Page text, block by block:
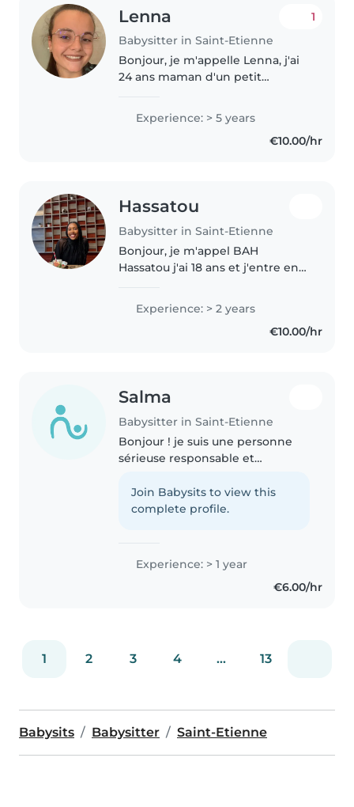
Lenna
Babysitter in Saint-Etienne
1
Bonjour, je m'appelle Lenna, j'ai
24 ans maman d'un petit
en science de l'éducation et d'un
CAP petite enfance, j'ai acquis
une solide expérience auprès..
Experience: > 5 years
€10.00/hr
Hassatou
Babysitter in Saint-Etienne
Bonjour, je m'appel BAH
Hassatou j'ai 18 ans et j'entre en
détroit à jean monnet à saint
étienne. je suis originaire de
lyon. J'ai déjà fait du babysitting..
Experience: > 2 years
€10.00/hr
Salma
Babysitter in Saint-Etienne
Bonjour ! je suis une personne
sérieuse responsable et
mes services de baby-sitting.
J'aime beaucoup m'occuper des
Join Babysits to view this
complete profile.
Experience: > 1 year
€6.00/hr
1 2 3 4 ... 13
Babysits Babysitter Saint-Etienne